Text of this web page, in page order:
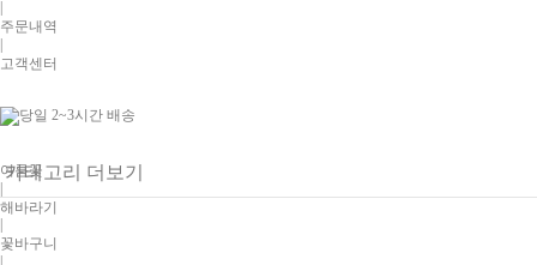
주문내역
고객센터
카테고리 더보기
여름꽃
|
해바라기
꽃바구니